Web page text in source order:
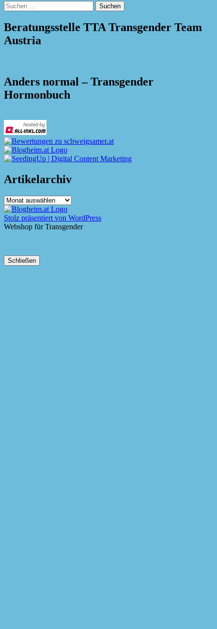
Suchen
nach:
Beratungsstelle TTA Transgender Team
Austria
Anders normal – Transgender
Hormonbuch
Artikelarchiv
Artikelarchiv
Stolz präsentiert von WordPress
Webshop für Transgender
Schließen